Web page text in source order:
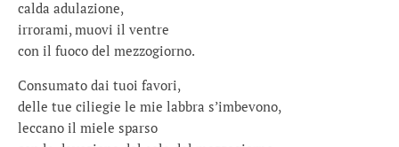
calda adulazione,
irrorami, muovi il ventre
con il fuoco del mezzogiorno.
Consumato dai tuoi favori,
delle tue ciliegie le mie labbra s’imbevono,
leccano il miele sparso